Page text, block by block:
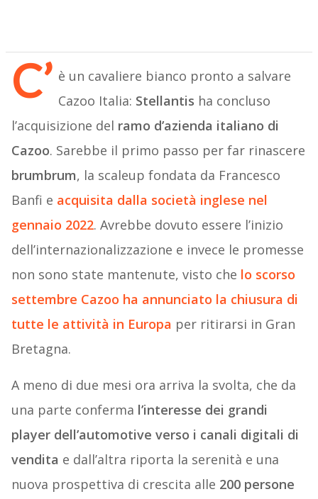
C’ è un cavaliere bianco pronto a salvare
Cazoo Italia: Stellantis ha concluso
l’acquisizione del ramo d’azienda italiano di
Cazoo. Sarebbe il primo passo per far rinascere
brumbrum, la scaleup fondata da Francesco
Banfi e acquisita dalla società inglese nel
gennaio 2022. Avrebbe dovuto essere l’inizio
dell’internazionalizzazione e invece le promesse
non sono state mantenute, visto che lo scorso
settembre Cazoo ha annunciato la chiusura di
tutte le attività in Europa per ritirarsi in Gran
Bretagna.
A meno di due mesi ora arriva la svolta, che da
una parte conferma l’interesse dei grandi
player dell’automotive verso i canali digitali di
vendita e dall’altra riporta la serenità e una
nuova prospettiva di crescita alle 200 persone